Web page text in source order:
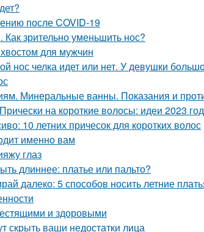
после COVID-19
зрительно уменьшить нос?
для мужчин
нос челка идет или нет. У девушки
Минеральные ванны. Показания и
на короткие волосы: идеи 2023
10 летних причесок для коротких волос
именно вам
глаз
длиннее: платье или пальто?
далеко: 5 способов носить летние
и здоровыми
скрыть ваши недостатки лица